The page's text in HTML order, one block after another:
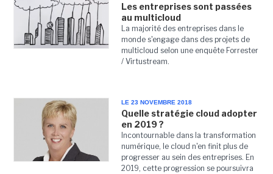
Les entreprises sont passées
au multicloud
La majorité des entreprises dans le
monde s'engage dans des projets de
multicloud selon une enquête Forrester
/ Virtustream.
LE 23 NOVEMBRE 2018
Quelle stratégie cloud adopter
en 2019 ?
Incontournable dans la transformation
numérique, le cloud n'en finit plus de
progresser au sein des entreprises. En
2019, cette progression se poursuivra